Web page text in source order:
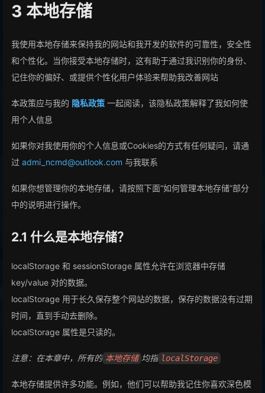
3 本地存储
我使用本地存储来保持我的网站和我开发的软件的可靠性，安全性
和个性化。当你接受本地存储时，这有助于通过我识别你的身份、
记住你的偏好、或提供个性化用户体验来帮助我改善网站
本政策应与我的 隐私政策 一起阅读，该隐私政策解释了我如何使
用个人信息
如果你对我使用你的个人信息或Cookies的方式有任何疑问，请通
过 admi_ncmd@outlook.com 与我联系
如果你想管理你的本地存储，请按照下面“如何管理本地存储”部分
中的说明进行操作。
2.1 什么是本地存储？
localStorage 和 sessionStorage 属性允许在浏览器中存储
key/value 对的数据。
localStorage 用于长久保存整个网站的数据，保存的数据没有过期
时间，直到手动去删除。
localStorage 属性是只读的。
注意：在本章中，所有的 本地存储 均指 localStorage
本地存储提供许多功能。例如，他们可以帮助我记住你喜欢深色模